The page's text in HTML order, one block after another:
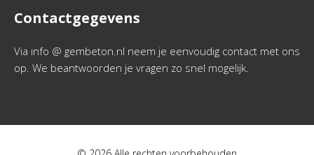
Contactgegevens
Via info @ gembeton.nl neem je eenvoudig contact met ons
op. We beantwoorden je vragen zo snel mogelijk.